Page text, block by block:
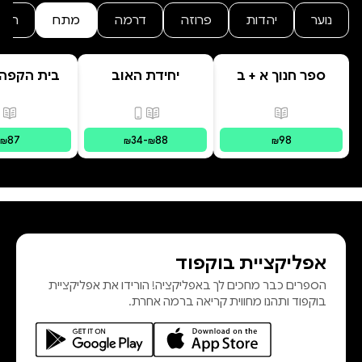
כתוב כמותחן היסטורי, אך מבוסס
על-אירועים אמיתיים ומחפש תשובה
למניעים שמאחורי שנאת חינם.
נוער יהדות פרוזה דרמה מתח
ספר חנוך א + ב
פורמטים זמינים מודפס
₪98
יחידת האוב
פורמטים זמינים מודפס,
₪34-₪88
בית
₪87
אפליקציית בוקפוד
הספרים כבר מחכים לך באפליקציה! הורידו את אפליקציית
בוקפוד ותהנו מחווית קריאה ברמה אחרת.